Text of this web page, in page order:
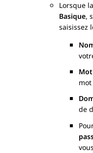
Lorsque
Basique,
saisissez
mot
de